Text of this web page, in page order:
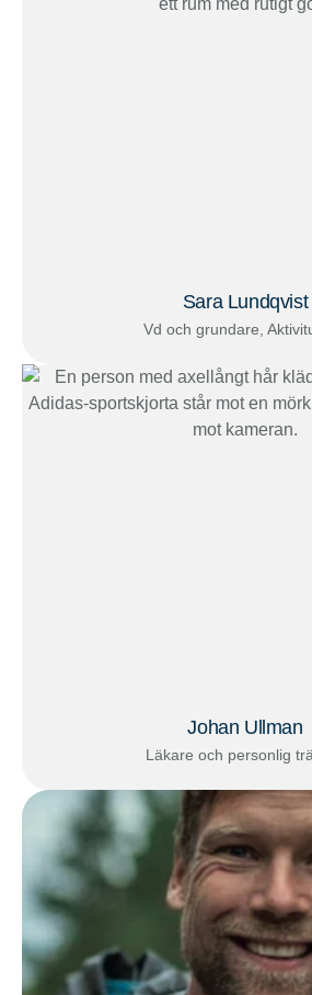
aktuellamer
Sara Lundqvist
Vd och grundare,
Johan Ullman
Läkare och personlig